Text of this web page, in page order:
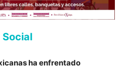
Social
ha enfrentado